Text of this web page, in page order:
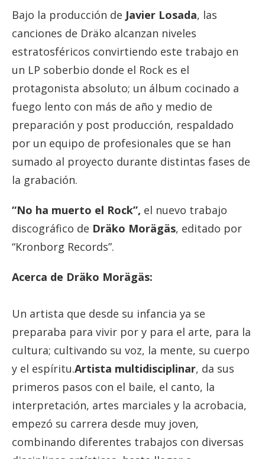
Bajo la producción de Javier Losada, las
canciones de Dräko alcanzan niveles
estratosféricos convirtiendo este trabajo en
un LP soberbio donde el Rock es el
protagonista absoluto; un álbum cocinado a
fuego lento con más de año y medio de
preparación y post producción, respaldado
por un equipo de profesionales que se han
sumado al proyecto durante distintas fases de
la grabación.
“No ha muerto el Rock”, el nuevo trabajo
discográfico de Dräko Morägäs, editado por
“Kronborg Records”.
Acerca de Dräko Morägäs:
Un artista que desde su infancia ya se
preparaba para vivir por y para el arte, para la
cultura; cultivando su voz, la mente, su cuerpo
y el espíritu.Artista multidisciplinar, da sus
primeros pasos con el baile, el canto, la
interpretación, artes marciales y la acrobacia,
empezó su carrera desde muy joven,
combinando diferentes trabajos con diversas